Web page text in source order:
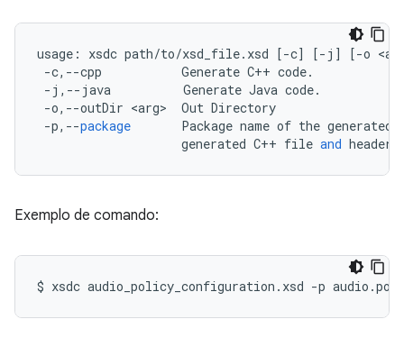
usage : xsdc path/to/xsd_file. xsd [-c] [- j ] [-o <
-c, --cpp Generate C++ code.
- j , -- java Generate Java code.
-o, --outDir <arg> Out Directory
-p, --package Package name of the generated
generated C++ file and header
Exemplo de comando:
$ xsdc audio_policy_configuration.xsd -p